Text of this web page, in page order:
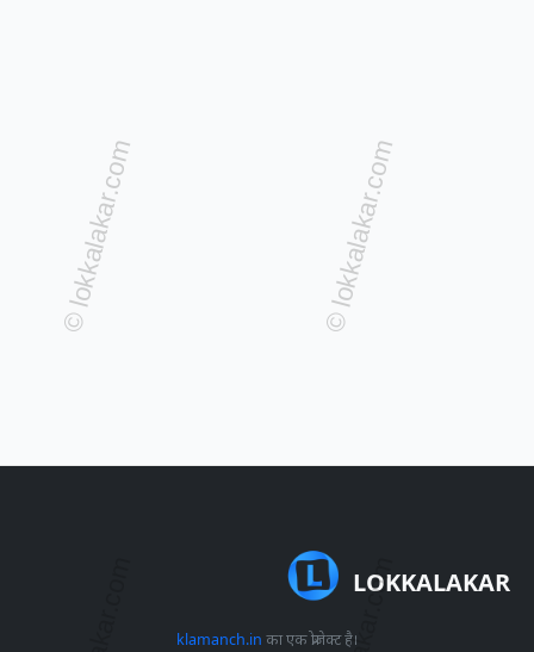
LOKKALAKAR
klamanch.in का एक प्रोजेक्ट है।